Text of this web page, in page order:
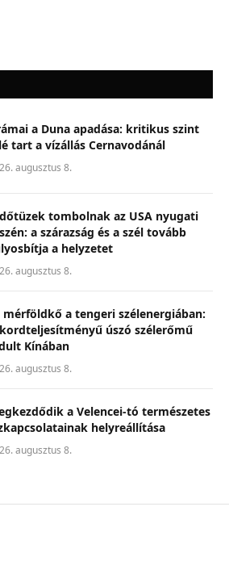
a Duna apadása: kritikus szint
tart a vízállás Cernavodánál
augusztus 8.
tombolnak az USA nyugati
a szárazság és a szél tovább
a helyzetet
augusztus 8.
mérföldkő a tengeri szélenergiában:
úszó szélerőmű
Kínában
augusztus 8.
a Velencei-tó természetes
helyreállítása
augusztus 8.